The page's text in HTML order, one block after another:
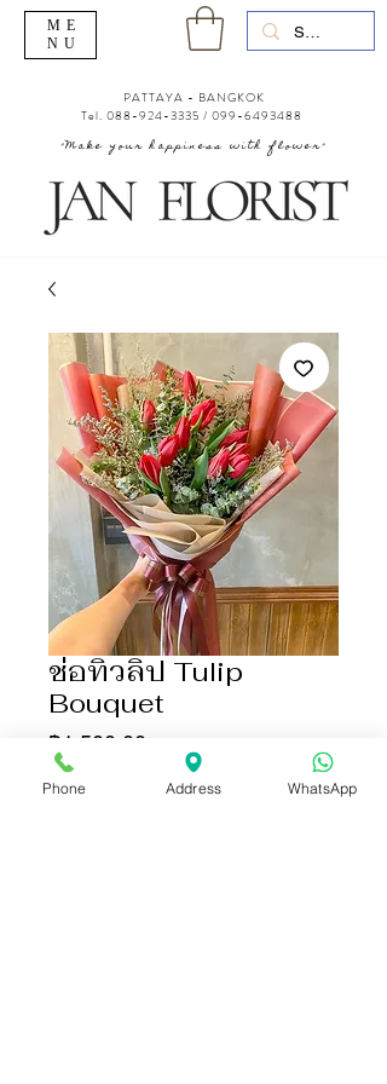
"Make your happiness with flower"
PATTAYA - BANGKOK
Tel. 088-924-3335 / 099-6493488
ME
NU
ช่อทิวลิป Tulip
Bouquet
฿1,500.00
Phone Address WhatsApp